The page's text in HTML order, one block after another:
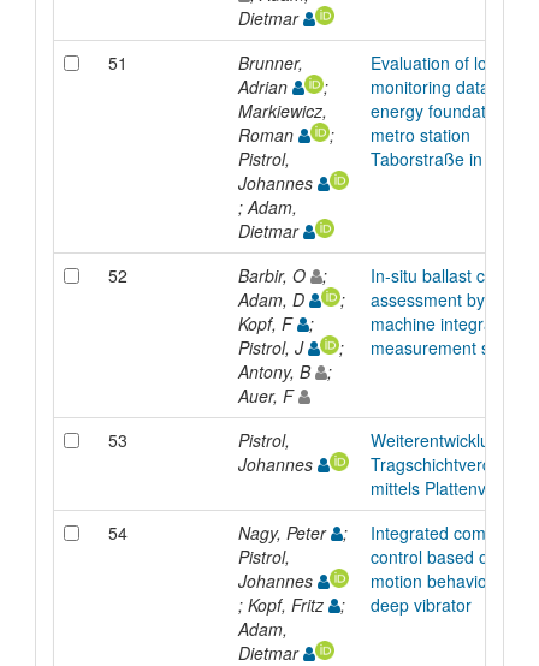
Dietmar
51
Brunner,
Adrian
;
Markiewicz,
Roman
;
Pistrol,
Johannes
; Adam,
Dietmar
Evaluation of long-
monitoring data of the
energy foundations at
metro station
Taborstraße in Vienna
52 Barbir, O
;
Adam, D
;
Kopf, F
;
Pistrol, J
;
Antony, B
;
Auer, F
In-situ ballast
assessment by
machine integrated
measurement system
53
Pistrol,
Johannes
Weiterentwicklung der
mittels
54
Nagy, Peter
;
Pistrol,
Johannes
; Kopf, Fritz
;
Adam,
Dietmar
Integrated
control based on the
motion behavior of a
deep vibrator